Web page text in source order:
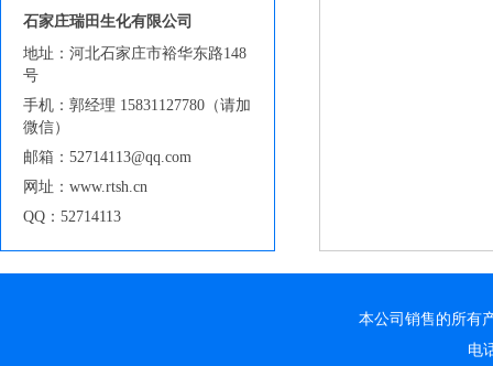
石家庄瑞田生化有限公司
地址：河北石家庄市裕华东路148
号
手机：郭经理 15831127780（请加
微信）
邮箱：52714113@qq.com
网址：www.rtsh.cn
QQ：52714113
本公司销售的所有
电